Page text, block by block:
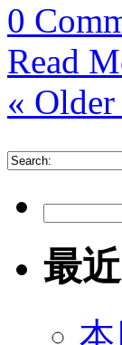
0
Read
«
最